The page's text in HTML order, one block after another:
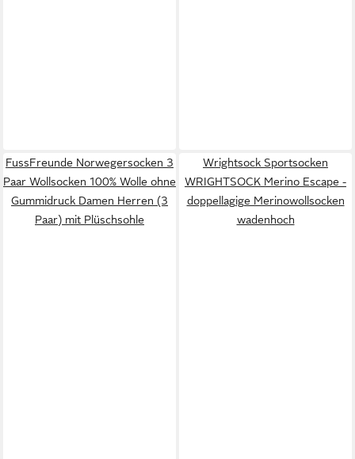
FussFreunde Norwegersocken 3
Paar Wollsocken 100% Wolle ohne
Gummidruck Damen Herren (3
Paar) mit Plüschsohle
Wrightsock Sportsocken
WRIGHTSOCK Merino Escape -
doppellagige Merinowollsocken
wadenhoch